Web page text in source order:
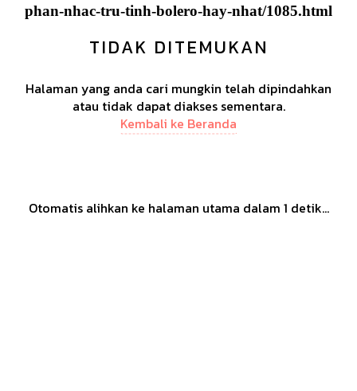
phan-nhac-tru-tinh-bolero-hay-nhat/1085.html
TIDAK DITEMUKAN
Halaman yang anda cari mungkin telah dipindahkan
atau tidak dapat diakses sementara.
Kembali ke Beranda
Otomatis alihkan ke halaman utama dalam 1 detik...